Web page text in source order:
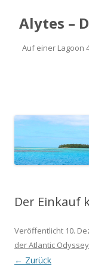
Alytes –
Auf einer Lagoon
Der Einkauf
Veröffentlicht 10.
der Atlantic
← Zurück